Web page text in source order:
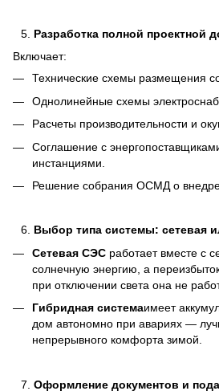
Разработка полной проектной
Включает:
Технические схемы размещения
Однолинейные схемы
Расчеты производительности и
Соглашение с
инстанциями.
Решение собрания ОСМД о
Выбор типа системы: сетевая
Сетевая СЭС работает вместе с
солнечную энергию, а
при отключении света она не
Гибридная системаимеет
дом автономно при авариях —
непрерывного комфорта зимой.
Оформление документов и